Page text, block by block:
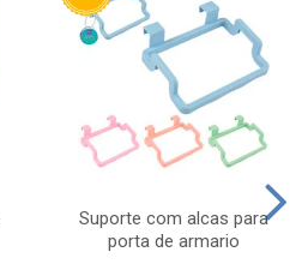
Suporte com alcas para
porta de armario